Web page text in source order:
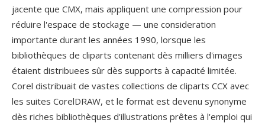
jacente que CMX, mais appliquent une compression pour
réduire l'espace de stockage — une consideration
importante durant les années 1990, lorsque les
bibliothèques de cliparts contenant dès milliers d'images
étaient distribuees sûr dès supports à capacité limitée.
Corel distribuait de vastes collections de cliparts CCX avec
les suites CorelDRAW, et le format est devenu synonyme
dès riches bibliothèques d'illustrations prêtes à l'emploi qui